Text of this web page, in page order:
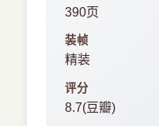
390页
装帧
精装
评分
8.7(豆瓣)